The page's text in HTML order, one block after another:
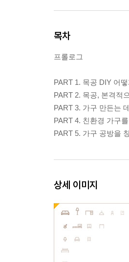
목차
프롤로그
PART 1. 목공 DIY 어
PART 2. 목공, 본격적
PART 3. 가구 만든는
PART 4. 친환경 가구
PART 5. 가구 공방을
상세 이미지